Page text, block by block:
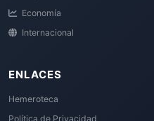
Economía
Internacional
ENLACES
Hemeroteca
Política de Privacidad